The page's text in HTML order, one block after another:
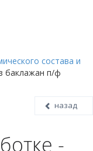
состава и
баклажан п/ф
назад
-